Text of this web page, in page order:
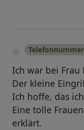
Ich war bei
Der kleine
Ich hoffe, das
Eine tolle
erklärt.